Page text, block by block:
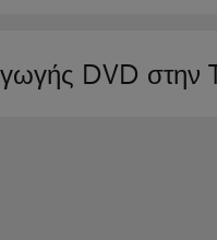
DVD στην